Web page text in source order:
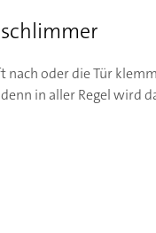
oder die Tür
in aller Regel wird